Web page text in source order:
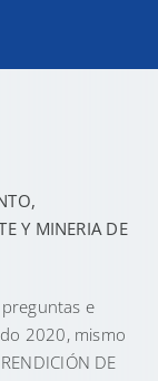
Y MINERIA DE
e
2020, mismo
DE